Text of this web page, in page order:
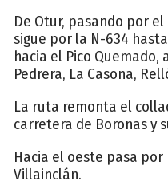
De Otur, pasando por
sigue por la N-634
hacia el Pico Quemado,
Pedrera, La Casona,
La ruta remonta el
carretera de Boronas y
Hacia el oeste pasa por
Villainclán.